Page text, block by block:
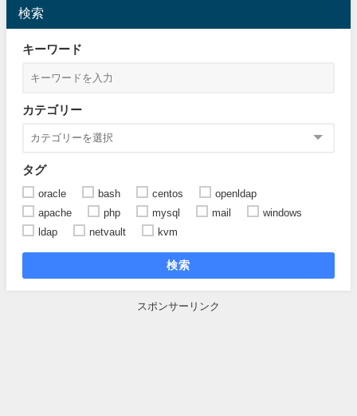
検索
キーワード
カテゴリー
タグ
oracle bash centos
openldap
apache
php mysql mail
windows
ldap
netvault kvm
検索
スポンサーリンク